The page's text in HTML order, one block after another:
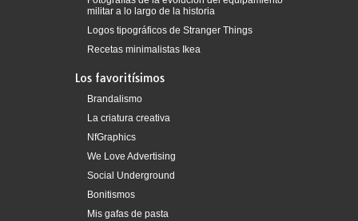
militar a lo largo de la historia
Logos tipográficos de Stranger Things
Recetas minimalistas Ikea
Los favoritísimos
Brandalismo
La criatura creativa
NfGraphics
We Love Advertising
Social Underground
Bonitismos
Mis gafas de pasta